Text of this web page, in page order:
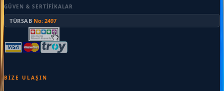
GÜVEN & SERTIFIKALAR
TÜRSAB·No: 2497
BIZE ULAŞIN